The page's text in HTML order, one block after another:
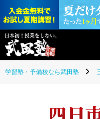
学習塾・予備校なら武田塾
四日